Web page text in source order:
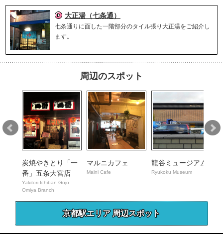
大正湯（七条通）
七条通りに面した一階部分のタイル張り大正湯をご紹介し
ます。
周辺のスポット
炭焼やきとり「一
番」五条大宮店
Yakitori Ichiban Gojo
Omiya Branch
マルニカフェ
Malni Cafe
龍谷ミュージアム
Ryukoku Museum
京都駅エリア 周辺スポット